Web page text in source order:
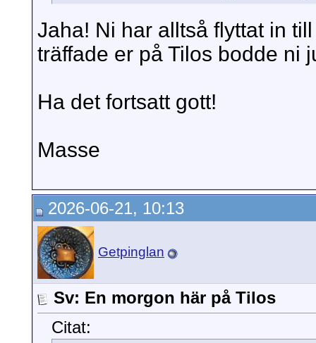
Jaha! Ni har alltså flyttat in
träffade er på Tilos bodde ni
Ha det fortsatt gott!
Masse
2026-06-21, 10:13
Getpinglan
Sv: En morgon här på Tilos
Citat: